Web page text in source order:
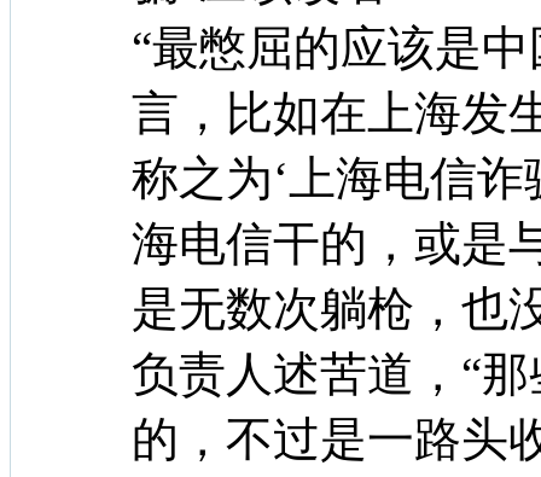
“最憋屈的应该是
言，比如在上海发
称之为‘上海电信
海电信干的，或是
是无数次躺枪，也
负责人述苦道，“
的，不过是一路头